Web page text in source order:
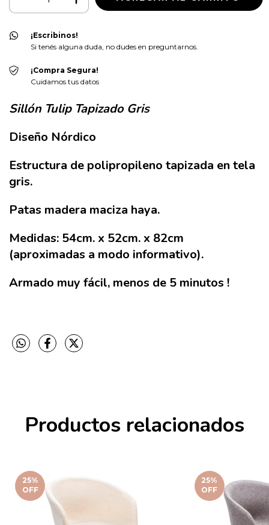
¡Escribinos!
Si tenés alguna duda, no dudes en preguntarnos.
¡Compra Segura!
Cuidamos tus datos
Sillón Tulip Tapizado Gris
Diseño Nórdico
Estructura de polipropileno tapizada en tela
gris.
Patas madera maciza haya.
Medidas: 54cm. x 52cm. x 82cm
(aproximadas a modo informativo).
Armado muy fácil, menos de 5 minutos !
Productos relacionados
25%
OFF
25%
OFF